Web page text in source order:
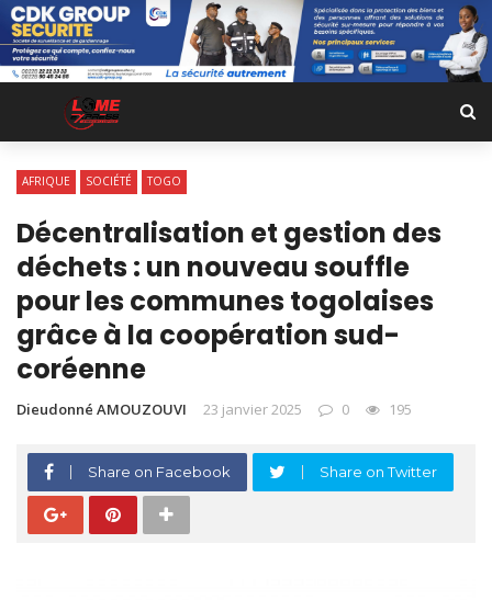
AFRIQUE SOCIÉTÉ TOGO
Décentralisation et gestion des
déchets : un nouveau souffle
pour les communes togolaises
grâce à la coopération sud-
coréenne
Dieudonné AMOUZOUVI 23 janvier 2025 0 195
Share on Facebook Share on Twitter